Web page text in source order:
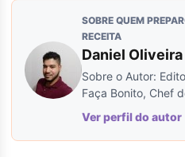
SOBRE QUEM
RECEITA
Daniel Oliveira
Sobre o Autor:
Faça Bonito, Chef
Ver perfil do autor